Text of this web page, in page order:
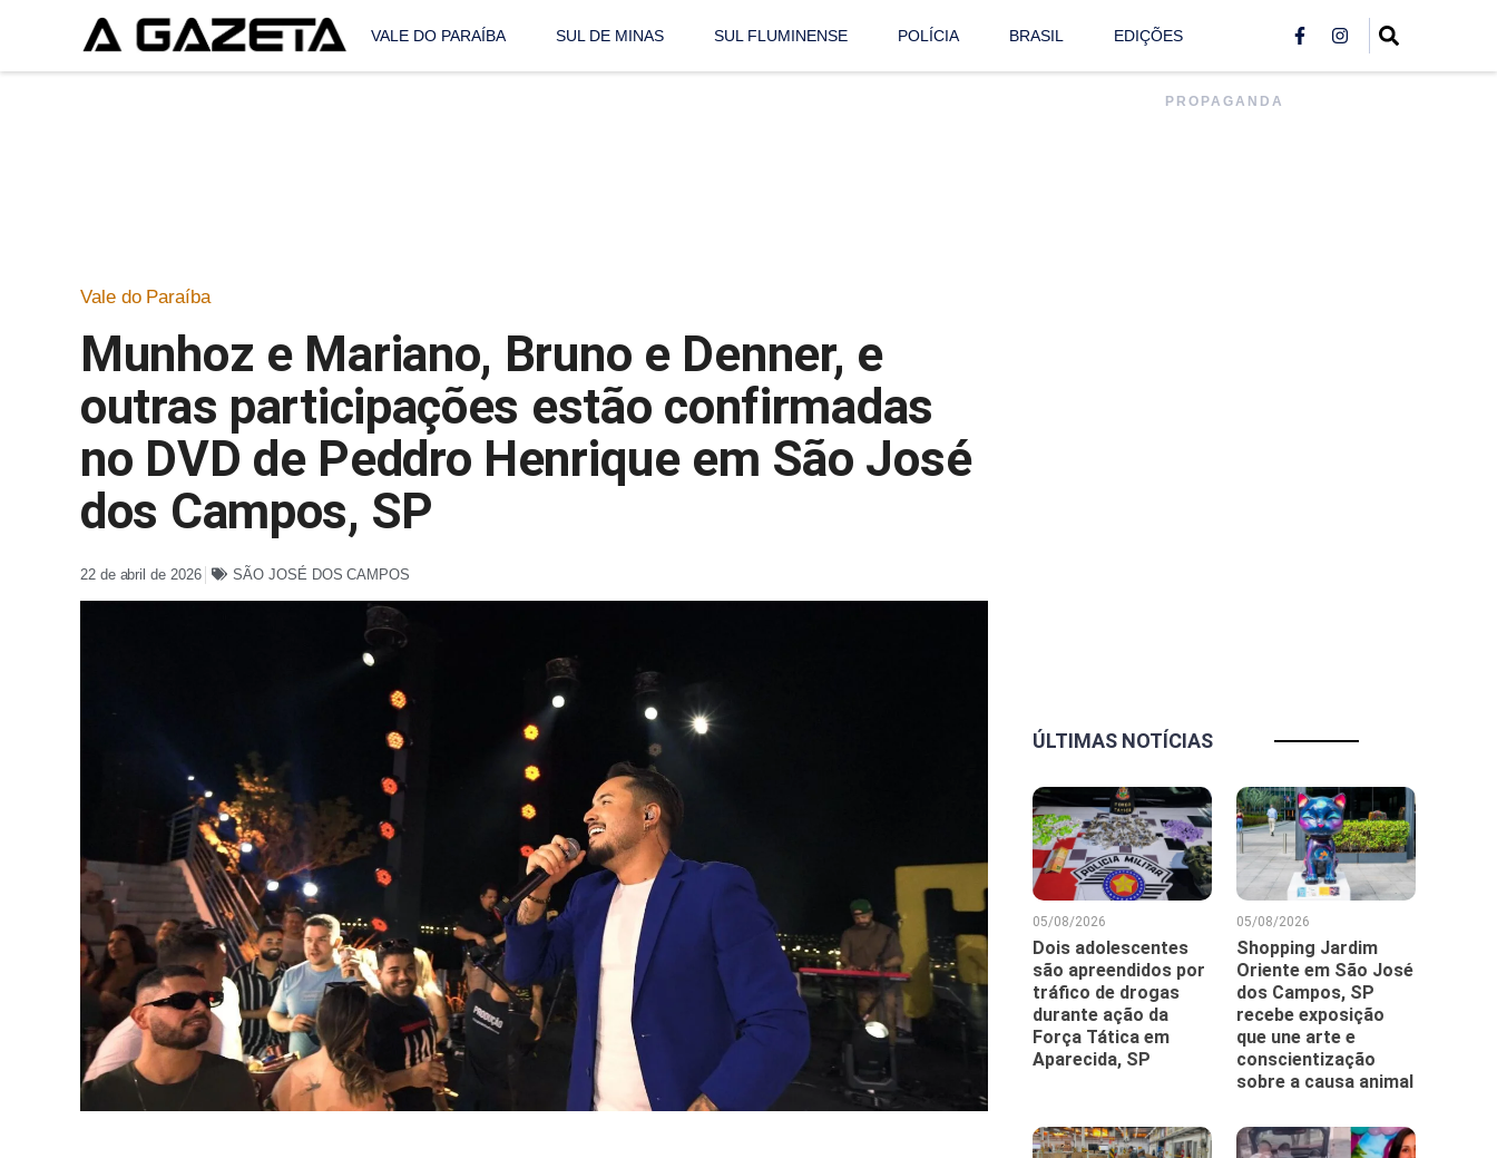
VALE DO PARAÍBA SUL DE MINAS SUL FLUMINENSE POLÍCIA BRASIL EDIÇÕES
Vale do Paraíba
Munhoz e Mariano, Bruno e Denner, e
outras participações estão confirmadas
no DVD de Peddro Henrique em São José
dos Campos, SP
22 de abril de 2026 SÃO JOSÉ DOS CAMPOS
PROPAGANDA
ÚLTIMAS NOTÍCIAS
05/08/2026
Dois adolescentes
são apreendidos por
tráfico de drogas
durante ação da
Força Tática em
Aparecida, SP
05/08/2026
Shopping Jardim
Oriente em São José
dos Campos, SP
recebe exposição
que une arte e
conscientização
sobre a causa animal